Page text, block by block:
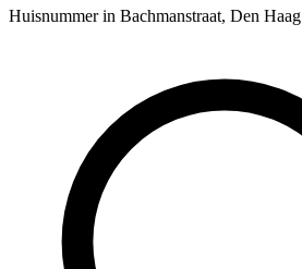
Huisnummer in Bachmanstraat, Den Haag